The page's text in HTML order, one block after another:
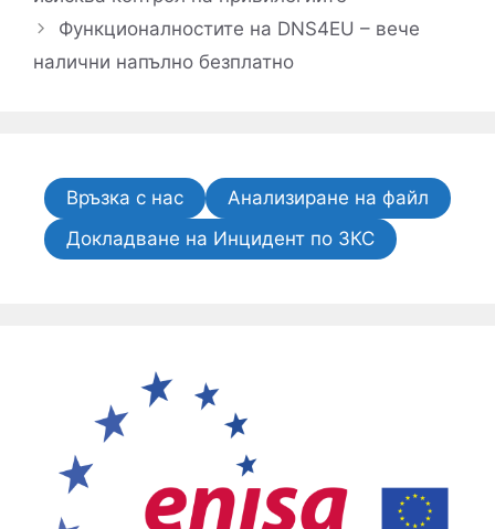
Функционалностите на DNS4EU – вече
налични напълно безплатно
Връзка с нас
Анализиране на файл
Докладване на Инцидент по ЗКС